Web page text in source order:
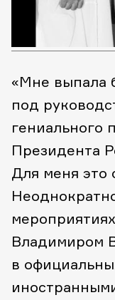
«Мне выпала
под
гениального
Президента
Для меня это
Владимиром
в